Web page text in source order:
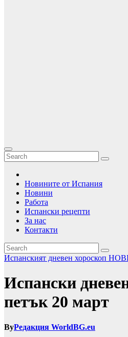
Новините от Испания
Новини
Работа
Испански рецепти
За нас
Контакти
Испанският дневен хороскоп
Испански
петък 20 март
ByРедакция WorldBG.eu